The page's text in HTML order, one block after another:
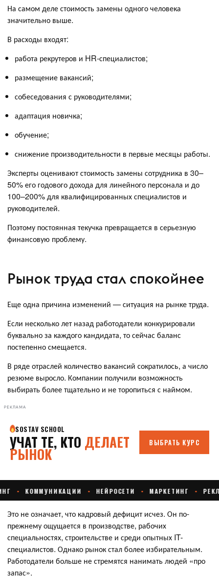
На самом деле стоимость замены одного человека
значительно выше.
В расходы входят:
работа рекрутеров и HR-специалистов;
размещение вакансий;
собеседования с руководителями;
адаптация новичка;
обучение;
снижение производительности в первые месяцы работы.
Эксперты оценивают стоимость замены сотрудника в 30–
50% его годового дохода для линейного персонала и до
100–200% для квалифицированных специалистов и
руководителей.
Поэтому постоянная текучка превращается в серьезную
финансовую проблему.
Рынок труда стал спокойнее
Еще одна причина изменений — ситуация на рынке труда.
Если несколько лет назад работодатели конкурировали
буквально за каждого кандидата, то сейчас баланс
постепенно смещается.
В ряде отраслей количество вакансий сократилось, а число
резюме выросло. Компании получили возможность
выбирать более тщательно и не торопиться с наймом.
РЕКЛАМА
Это не означает, что кадровый дефицит исчез. Он по-
прежнему ощущается в производстве, рабочих
специальностях, строительстве и среди опытных IT-
специалистов. Однако рынок стал более избирательным.
Работодатели больше не стремятся нанимать людей «про
запас».